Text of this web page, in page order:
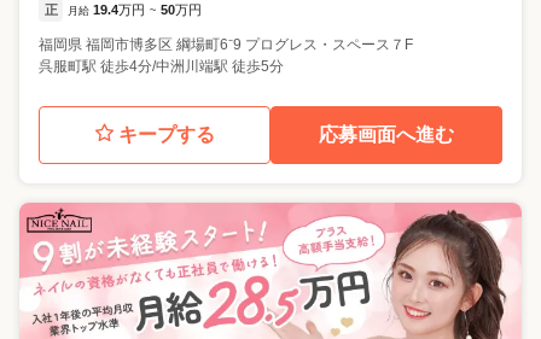
正 月給 19.4万円 ~ 50万円
福岡県 福岡市博多区 綱場町6⁻9 プログレス・スペース７F
呉服町駅 徒歩4分/中洲川端駅 徒歩5分
キープする 応募画面へ進む